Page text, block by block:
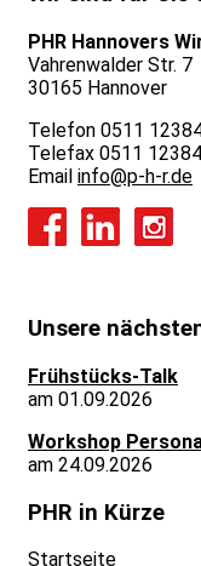
PHR Hannovers
Vahrenwalder Str. 7
30165 Hannover
Telefon 0511
Telefax 0511
Email info@p-h-r.de
Unsere
Frühstücks-Talk
am 01.09.2026
Workshop
am 24.09.2026
PHR in Kürze
Startseite